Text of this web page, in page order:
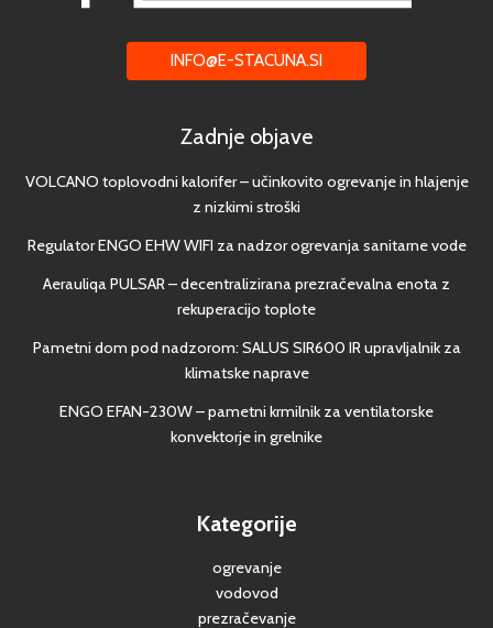
INFO@E-STACUNA.SI
Zadnje objave
VOLCANO toplovodni kalorifer – učinkovito ogrevanje in hlajenje
z nizkimi stroški
Regulator ENGO EHW WIFI za nadzor ogrevanja sanitarne vode
Aerauliqa PULSAR – decentralizirana prezračevalna enota z
rekuperacijo toplote
Pametni dom pod nadzorom: SALUS SIR600 IR upravljalnik za
klimatske naprave
ENGO EFAN-230W – pametni krmilnik za ventilatorske
konvektorje in grelnike
Kategorije
ogrevanje
vodovod
prezračevanje